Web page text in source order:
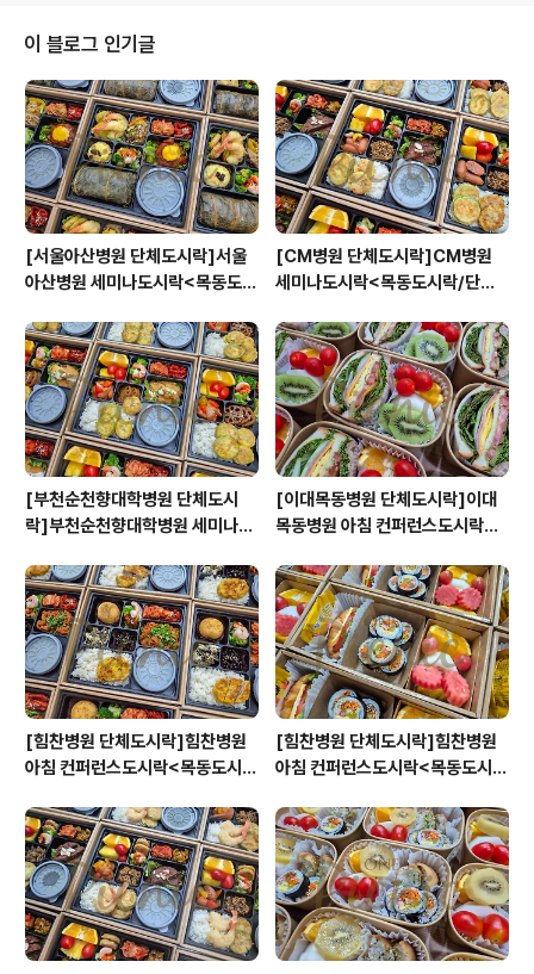
이 블로그 인기글
[서울아산병원 단체도시락]서울
아산병원 세미나도시락<목동도시
원스피크닉>
[CM병원 단체도시락]CM병원
세미나도시락<목동도시락/단체
닉>
[부천순천향대학병원 단체도시
락]부천순천향대학병원 세미나도
시락케이터링:원스피크닉>
[이대목동병원 단체도시락]이대
목동병원 아침 컨퍼런스도시락<
이터링:원스피크닉>
[힘찬병원 단체도시락]힘찬병원
아침 컨퍼런스도시락<목동도시
원스피크닉>
[힘찬병원 단체도시락]힘찬병원
아침 컨퍼런스도시락<목동도시
원스피크닉>